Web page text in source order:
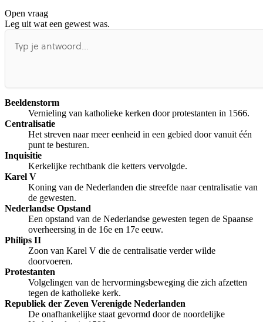
De uitleg gaat te langzaam
Open vraag
Leg uit wat een gewest was.
Beeldenstorm
Vernieling van katholieke kerken door protestanten in 1566.
Centralisatie
Het streven naar meer eenheid in een gebied door vanuit één
punt te besturen.
Inquisitie
Kerkelijke rechtbank die ketters vervolgde.
Karel V
Koning van de Nederlanden die streefde naar centralisatie van
de gewesten.
Nederlandse Opstand
Een opstand van de Nederlandse gewesten tegen de Spaanse
overheersing in de 16e en 17e eeuw.
Philips II
Zoon van Karel V die de centralisatie verder wilde
doorvoeren.
Protestanten
Volgelingen van de hervormingsbeweging die zich afzetten
tegen de katholieke kerk.
Republiek der Zeven Verenigde Nederlanden
De onafhankelijke staat gevormd door de noordelijke